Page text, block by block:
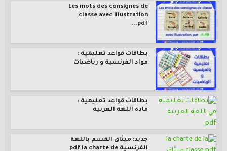
Les mots des consignes de
classe avec illustration
pdf...
بطاقات قواعد تعليمية :
مواد الفرنسية و رياضيات
بطاقات قواعد تعليمية :
مادة اللغة العربية
جديد: ميثاق القسم باللغة
الفرنسية pdf la charte de